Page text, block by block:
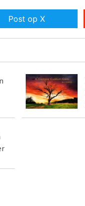
Post op X